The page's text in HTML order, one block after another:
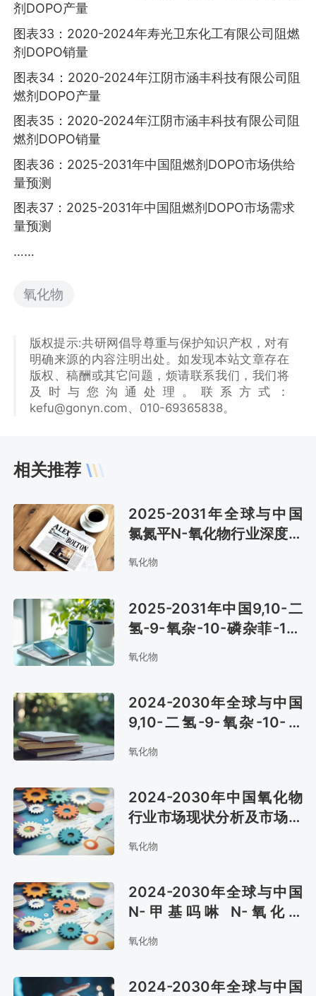
剂DOPO产量
图表33：2020-2024年寿光卫东化工有限公司阻燃
剂DOPO销量
图表34：2020-2024年江阴市涵丰科技有限公司阻
燃剂DOPO产量
图表35：2020-2024年江阴市涵丰科技有限公司阻
燃剂DOPO销量
图表36：2025-2031年中国阻燃剂DOPO市场供给
量预测
图表37：2025-2031年中国阻燃剂DOPO市场需求
量预测
……
氧化物
版权提示:共研网倡导尊重与保护知识产权，对有
明确来源的内容注明出处。如发现本站文章存在
版权、稿酬或其它问题，烦请联系我们，我们将
及时与您沟通处理。联系方式：
kefu@gonyn.com、010-69365838。
相关推荐
2025-2031年全球与中国
氯氮平N-氧化物行业深度调
氧化物
2025-2031年中国9,10-二
氢-9-氧杂-10-磷杂菲-10-
前景预测报告
氧化物
2024-2030年全球与中国
9,10-二氢-9-氧杂-10-膦
场需求预测报告
氧化物
2024-2030年中国氧化物
行业市场现状分析及市场前
氧化物
2024-2030年全球与中国
N-甲基吗啉 N-氧化物
运营趋势报告
氧化物
2024-2030年全球与中国